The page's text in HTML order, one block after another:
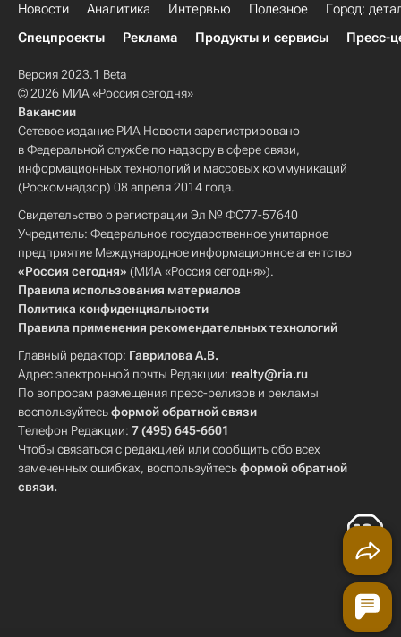
Новости Аналитика Интервью Полезное
Город:
Спецпроекты
Реклама Продукты и сервисы Пресс-
Версия 2023.1 Beta
© 2026 МИА «Россия сегодня»
Вакансии
Сетевое издание РИА Новости зарегистрировано
в Федеральной службе по надзору в сфере связи,
информационных технологий и массовых коммуникаций
(Роскомнадзор) 08 апреля 2014 года.
Свидетельство о регистрации Эл № ФС77-57640
Учредитель: Федеральное государственное унитарное
предприятие Международное информационное агентство
«Россия сегодня» (МИА «Россия сегодня»).
Правила использования материалов
Политика конфиденциальности
Правила применения рекомендательных технологий
Главный редактор: Гаврилова А.В.
Адрес электронной почты Редакции: realty@ria.ru
По вопросам размещения пресс-релизов и рекламы
воспользуйтесьформой обратной связи
Телефон Редакции: 7 (495) 645-6601
Чтобы связаться с редакцией или сообщить обо всех
замеченных ошибках, воспользуйтесьформой обратной
связи.